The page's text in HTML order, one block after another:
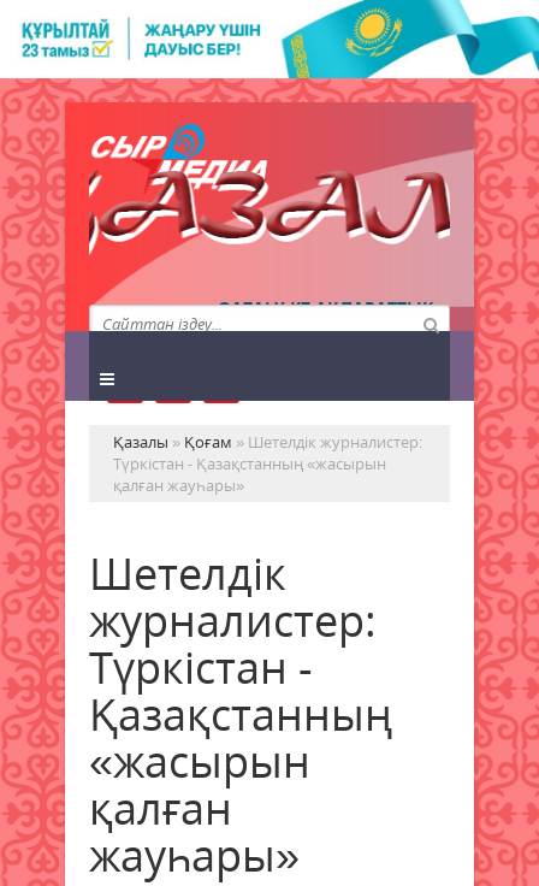
QAZALY.KZ АҚПАРАТТЫҚ
АГЕНТТІГІ
Қазалы » Қоғам » Шетелдік журналистер:
Түркістан - Қазақстанның «жасырын
қалған жауһары»
Шетелдік
журналистер:
Түркістан -
Қазақстанның
«жасырын
қалған
жауһары»